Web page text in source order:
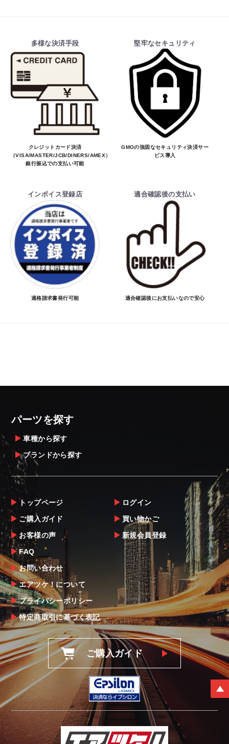
多様な決済手段
クレジットカード決済
（VISA/MASTER/JCB/DINERS/AMEX）、
銀行振込での支払い可能
堅牢なセキュリティ
GMOの強固なセキュリティ決済サー
ビス導入
インボイス登録店
適格請求書発行可能
適合確認後の支払い
適合確認後にお支払いなので安心
パーツを探す
車種から探す
ブランドから探す
トップページ
ご購入ガイド
お客様の声
FAQ
お問い合わせ
エアツケ！について
プライバシーポリシー
特定商取引に基づく表記
ログイン
買い物かご
新規会員登録
ご購入ガイド